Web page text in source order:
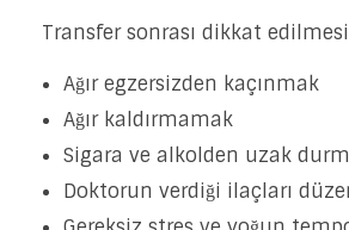
Transfer sonrası dikkat
Ağır egzersizden kaçınmak
Ağır kaldırmamak
Sigara ve alkolden uzak
Doktorun verdiği ilaçları